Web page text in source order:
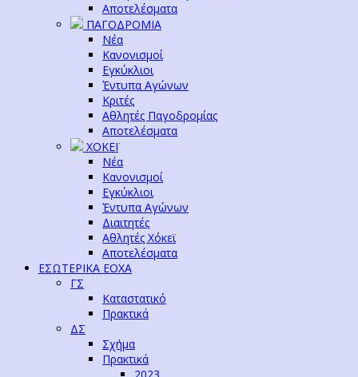
Αποτελέσματα
ΠΑΓΟΔΡΟΜΙΑ
Νέα
Κανονισμοί
Εγκύκλιοι
Έντυπα Αγώνων
Κριτές
Αθλητές Παγοδρομίας
Αποτελέσματα
ΧΟΚΕΪ
Νέα
Κανονισμοί
Εγκύκλιοι
Έντυπα Αγώνων
Διαιτητές
Αθλητές Χόκεϊ
Αποτελέσματα
ΕΣΩΤΕΡΙΚΑ ΕΟΧΑ
ΓΣ
Καταστατικό
Πρακτικά
ΔΣ
Σχήμα
Πρακτικά